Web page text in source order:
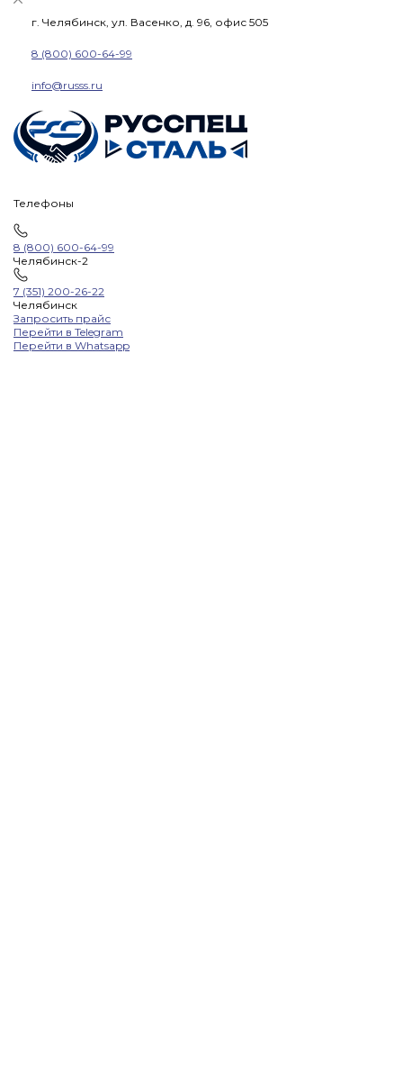
г. Челябинск, ул. Васенко, д. 96, офис 505
8 (800) 600-64-99
info@russs.ru
Телефоны
8 (800) 600-64-99
Челябинск-2
7 (351) 200-26-22
Челябинск
Запросить прайс
Перейти в Telegram
Перейти в Whatsapp